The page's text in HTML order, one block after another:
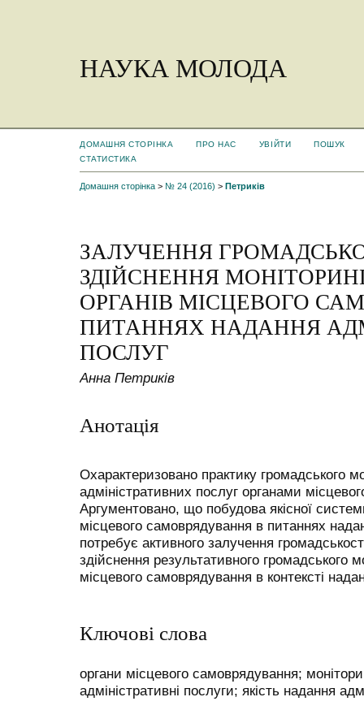
НАУКА МОЛОДА
ДОМАШНЯ СТОРІНКА ПРО НАС УВІЙТИ
ПОШУК
СТАТИСТИКА
Домашня сторінка > № 24 (2016) > Петриків
ЗАЛУЧЕННЯ
ЗДІЙСНЕННЯ
ОРГАНІВ МІСЦЕВОГО
ПИТАННЯХ НАДАННЯ
ПОСЛУГ
Анна Петриків
Анотація
Охарактеризовано практику громадського
адміністративних послуг органами
Аргументовано, що побудова якісної
місцевого самоврядування в питаннях
потребує активного залучення
здійснення результативного громадського
місцевого самоврядування в контексті
Ключові слова
органи місцевого самоврядування;
адміністративні послуги; якість надання